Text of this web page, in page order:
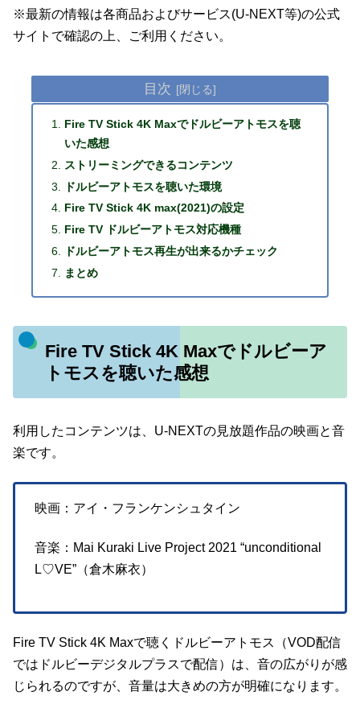
※最新の情報は各商品およびサービス(U-NEXT等)の公式
サイトで確認の上、ご利用ください。
目次
Fire TV Stick 4K Maxでドルビーアトモスを聴
いた感想
ストリーミングできるコンテンツ
ドルビーアトモスを聴いた環境
Fire TV Stick 4K max(2021)の設定
Fire TV ドルビーアトモス対応機種
ドルビーアトモス再生が出来るかチェック
まとめ
Fire TV Stick 4K Maxでドルビーア
トモスを聴いた感想
利用したコンテンツは、U-NEXTの見放題作品の映画と音
楽です。
映画：アイ・フランケンシュタイン
音楽：Mai Kuraki Live Project 2021 “unconditional
L♡VE”（倉木麻衣）
Fire TV Stick 4K Maxで聴くドルビーアトモス（VOD配信
ではドルビーデジタルプラスで配信）は、音の広がりが感
じられるのですが、音量は大きめの方が明確になります。